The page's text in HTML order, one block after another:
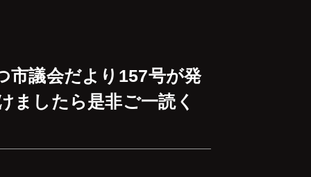
市議会だより157号が発
ましたら是非ご一読く